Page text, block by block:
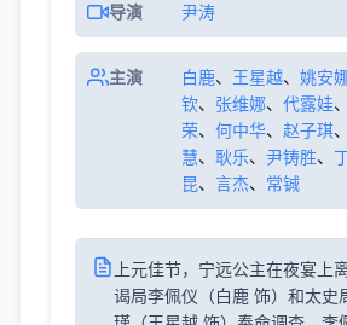
导演 尹涛
主演 白鹿、 王星越、 姚安
钦、 张维娜、 代露娃、
荣、 何中华、 赵子琪、
慧、 耿乐、 尹铸胜、
昆、 言杰、 常铖
上元佳节，宁远公主在夜宴上
谒局李佩仪（白鹿 饰）和太史